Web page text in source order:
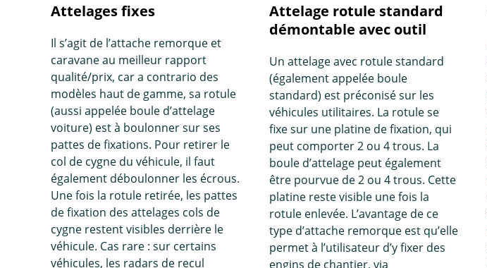
Attelages fixes
Il s’agit de l’attache remorque et
caravane au meilleur rapport
qualité/prix, car a contrario des
modèles haut de gamme, sa rotule
(aussi appelée boule d’attelage
voiture) est à boulonner sur ses
pattes de fixations. Pour retirer le
col de cygne du véhicule, il faut
également déboulonner les écrous.
Une fois la rotule retirée, les pattes
de fixation des attelages cols de
cygne restent visibles derrière le
véhicule. Cas rare : sur certains
véhicules, les radars de recul
Attelage rotule standard
démontable avec outil
Un attelage avec rotule standard
(également appelée boule
standard) est préconisé sur les
véhicules utilitaires. La rotule se
fixe sur une platine de fixation, qui
peut comporter 2 ou 4 trous. La
boule d’attelage peut également
être pourvue de 2 ou 4 trous. Cette
platine reste visible une fois la
rotule enlevée. L’avantage de ce
type d’attache remorque est qu’elle
permet à l’utilisateur d’y fixer des
engins de chantier, via